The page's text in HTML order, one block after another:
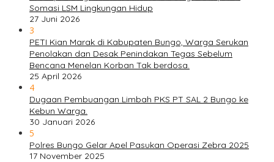
Somasi LSM Lingkungan Hidup
27 Juni 2026
3
PETI Kian Marak di Kabupaten Bungo, Warga Serukan
Penolakan dan Desak Penindakan Tegas Sebelum
Bencana Menelan Korban Tak berdosa.
25 April 2026
4
Dugaan Pembuangan Limbah PKS PT SAL 2 Bungo ke
Kebun Warga.
30 Januari 2026
5
Polres Bungo Gelar Apel Pasukan Operasi Zebra 2025
17 November 2025